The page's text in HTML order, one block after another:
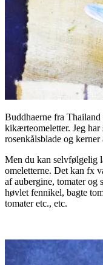
Buddhaerne fra
kikærteomeletter. Jeg har
rosenkålsblade og
Men du kan selvfølgelig
omeletterne. Det kan fx
af aubergine, tomater og
høvlet fennikel, bagte
tomater etc., etc.